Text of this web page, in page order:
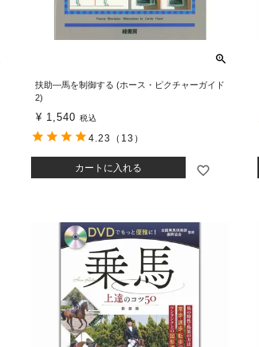
扶助―馬を制御する (ホース・ピクチャーガイド
2)
¥ 1,540 税込
カートに入れる
4.23 （13）